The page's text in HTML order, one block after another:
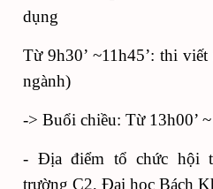
dụng
Từ 9h30’ ~11h45’: thi
ngành)
-> Buổi chiều: Từ 13h00’
- Địa điểm tổ chức hội
trường C2, Đại học Bách